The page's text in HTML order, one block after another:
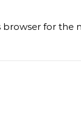
browser for the